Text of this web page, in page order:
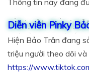
Thông tin này đang
Diễn viên Pinky
Hiện Bảo Trân đang
triệu người theo dõi
https://